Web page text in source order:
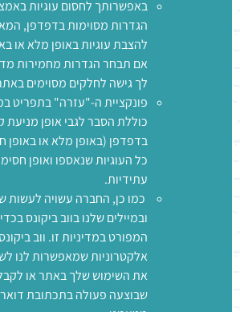
באפשרותך לחסום עוגיות
הגדרות מסוימות בדפדפן,
להצבת עוגיות באופן מלא או
אם תבחר הגדרות מחמירות
לך גישה לחלקים מסוימים
פונקציית ה-"עזרה" בתפריט
כוללת הסבר לגבי אופן מניעת
בדפדפן (באופן מלא או באופן
כל העוגיות שנאספו ואופן
עתידיות.
כמו כן, החברה עשויה לעשות
ובמיילים שלנו בווב ביקונס
המפורט במדיניות זו. ווב
אלקטרוניות שמאפשרות לנו
את השימוש שלך באתר או
שבוצעה פעולה בתכתובת דואר